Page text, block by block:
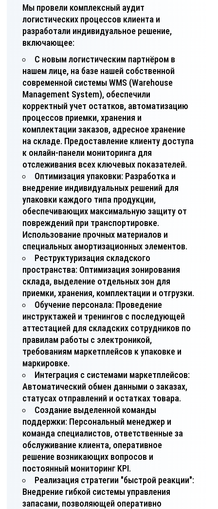
Мы провели комплексный аудит
логистических процессов клиента и
разработали индивидуальное решение,
включающее:
С новым логистическим партнёром в
нашем лице, на базе нашей собственной
современной системы WMS (Warehouse
Management System), обеспечили
корректный учет остатков, автоматизацию
процессов приемки, хранения и
комплектации заказов, адресное хранение
на складе. Предоставление клиенту доступа
к онлайн-панели мониторинга для
отслеживания всех ключевых показателей.
Оптимизация упаковки: Разработка и
внедрение индивидуальных решений для
упаковки каждого типа продукции,
обеспечивающих максимальную защиту от
повреждений при транспортировке.
Использование прочных материалов и
специальных амортизационных элементов.
Реструктуризация складского
пространства: Оптимизация зонирования
склада, выделение отдельных зон для
приемки, хранения, комплектации и отгрузки.
Обучение персонала: Проведение
инструктажей и тренингов с последующей
аттестацией для складских сотрудников по
правилам работы с электроникой,
требованиям маркетплейсов к упаковке и
маркировке.
Интеграция с системами маркетплейсов:
Автоматический обмен данными о заказах,
статусах отправлений и остатках товара.
Создание выделенной команды
поддержки: Персональный менеджер и
команда специалистов, ответственные за
обслуживание клиента, оперативное
решение возникающих вопросов и
постоянный мониторинг KPI.
Реализация стратегии "быстрой реакции":
Внедрение гибкой системы управления
запасами, позволяющей оперативно